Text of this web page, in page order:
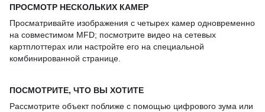
ПРОСМОТР НЕСКОЛЬКИХ КАМЕР
Просматривайте изображения с четырех камер одновременно
на совместимом MFD; посмотрите видео на сетевых
картплоттерах или настройте его на специальной
комбинированной странице.
ПОСМОТРИТЕ, ЧТО ВЫ ХОТИТЕ
Рассмотрите объект поближе с помощью цифрового зума или